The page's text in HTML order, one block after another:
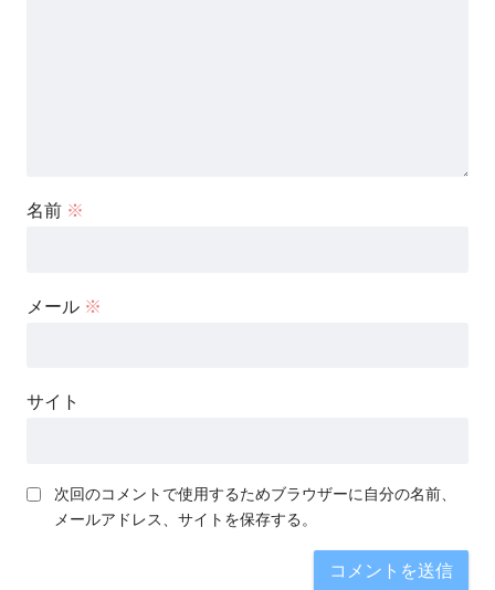
名前 ※
メール ※
サイト
次回のコメントで使用するためブラウザーに自分の名前、
メールアドレス、サイトを保存する。